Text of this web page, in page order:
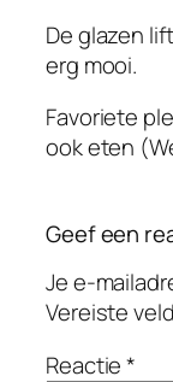
De glazen
erg mooi.
Favoriete
ook eten
Geef een
Je e-
Vereiste
Reactie*